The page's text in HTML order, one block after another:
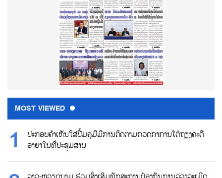
MOST VIEWED
ປະກອບຄຳເຫັນໃສ່ປື້ມຄູ່ມືມີການຕິດຕາມກວດກາການໂຕ້ຖຽງຄະດີ
ອາຍາໃນທີ່ປະຊຸມສານ